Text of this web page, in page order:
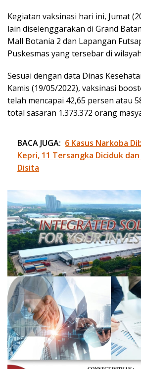
Kegiatan vaksinasi hari ini, Jumat
lain diselenggarakan di Grand
Mall Botania 2 dan Lapangan
Puskesmas yang tersebar di
Sesuai dengan data Dinas
Kamis (19/05/2022), vaksinasi
telah mencapai 42,65 persen atau
total sasaran 1.373.372 orang
BACA JUGA: 6 Kasus Narkoba
Kepri, 11 Tersangka Diciduk dan
Disita